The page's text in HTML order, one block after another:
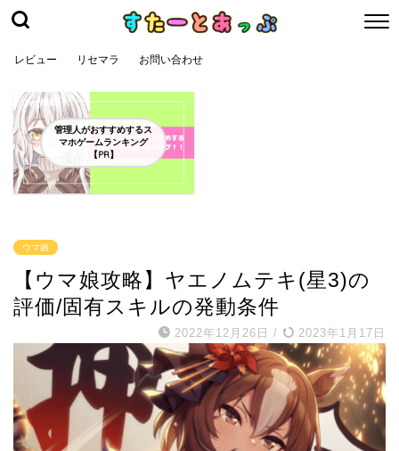
レビュー リセマラ お問い合わせ
管理人がおすすめするス
マホゲームランキング
【PR】
ウマ娘
【ウマ娘攻略】ヤエノムテキ(星3)の
評価/固有スキルの発動条件
2022年12月26日 / 2023年1月17日